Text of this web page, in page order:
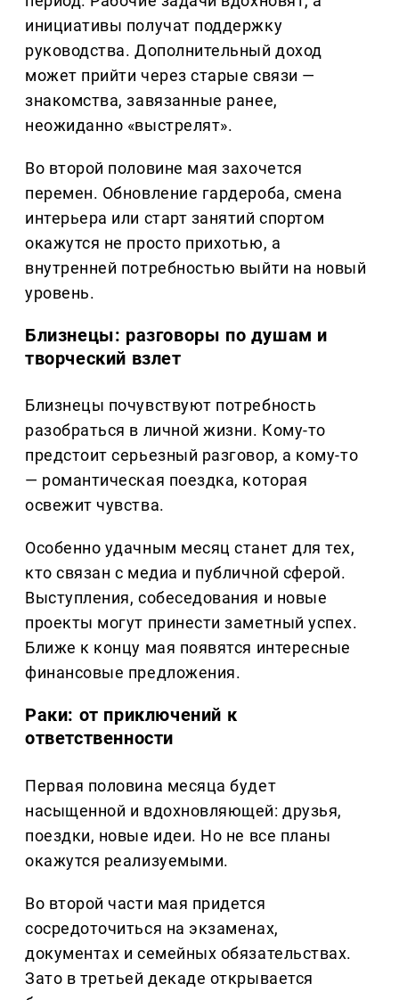
инициативы получат поддержку
руководства. Дополнительный доход
может прийти через старые связи —
знакомства, завязанные ранее,
неожиданно «выстрелят».
Во второй половине мая захочется
перемен. Обновление гардероба, смена
интерьера или старт занятий спортом
окажутся не просто прихотью, а
внутренней потребностью выйти на новый
уровень.
Близнецы: разговоры по душам и
творческий взлет
Близнецы почувствуют потребность
разобраться в личной жизни. Кому-то
предстоит серьезный разговор, а кому-то
— романтическая поездка, которая
освежит чувства.
Особенно удачным месяц станет для тех,
кто связан с медиа и публичной сферой.
Выступления, собеседования и новые
проекты могут принести заметный успех.
Ближе к концу мая появятся интересные
финансовые предложения.
Раки: от приключений к
ответственности
Первая половина месяца будет
насыщенной и вдохновляющей: друзья,
поездки, новые идеи. Но не все планы
окажутся реализуемыми.
Во второй части мая придется
сосредоточиться на экзаменах,
документах и семейных обязательствах.
Зато в третьей декаде открывается